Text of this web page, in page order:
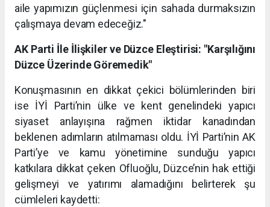
aile yapımızın güçlenmesi için sahada durmaksızın
çalışmaya devam edeceğiz."
AK Parti İle İlişkiler ve Düzce Eleştirisi: "Karşılığını
Düzce Üzerinde Göremedik"
Konuşmasının en dikkat çekici bölümlerinden biri
ise İYİ Parti’nin ülke ve kent genelindeki yapıcı
siyaset anlayışına rağmen iktidar kanadından
beklenen adımların atılmaması oldu. İYİ Parti’nin AK
Parti’ye ve kamu yönetimine sunduğu yapıcı
katkılara dikkat çeken Ofluoğlu, Düzce’nin hak ettiği
gelişmeyi ve yatırımı alamadığını belirterek şu
cümleleri kaydetti: